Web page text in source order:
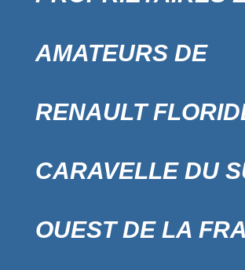
AMATEURS DE
RENAULT
CARAVELLE DU
OUEST DE LA